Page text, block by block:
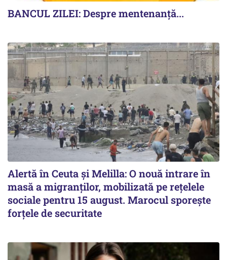
BANCUL ZILEI: Despre mentenanță...
Alertă în Ceuta și Melilla: O nouă intrare în
masă a migranților, mobilizată pe rețelele
sociale pentru 15 august. Marocul sporește
forțele de securitate